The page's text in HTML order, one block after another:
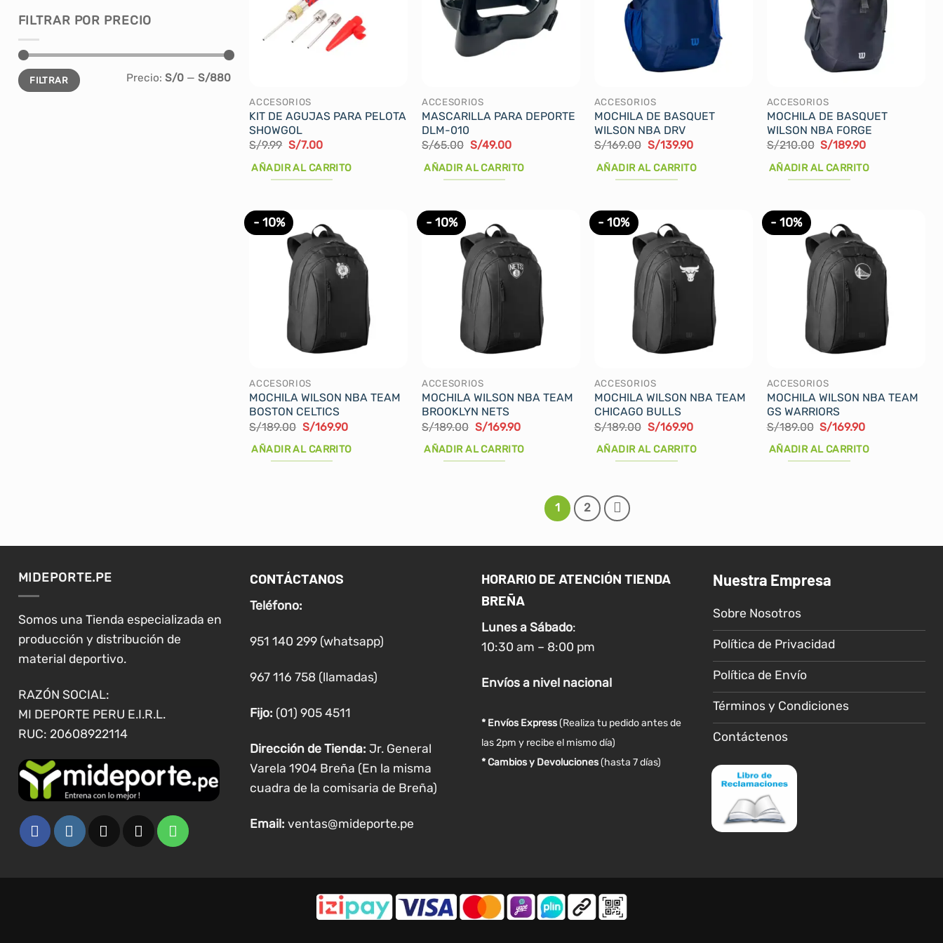
FILTRAR POR PRECIO
Precio
mínimo
Precio
máximo
FILTRAR Precio: S/0— S/880
ACCESORIOS
KIT DE AGUJAS PARA PELOTA
SHOWGOL
S/9.99 El
original
era:
S/7.00El
actual
es:
AÑADIR AL CARRITO
ACCESORIOS
MASCARILLA PARA DEPORTE
DLM-010
S/65.00 El
original
era:
S/49.00El
actual
AÑADIR AL CARRITO
ACCESORIOS
MOCHILA DE BASQUET
WILSON NBA DRV
S/169.00 El
original
era:
S/139.90El
actual
AÑADIR AL CARRITO
ACCESORIOS
MOCHILA DE BASQUET
WILSON NBA FORGE
S/210.00 El
original
era:
S/189.90El
actual
AÑADIR AL CARRITO
- 10%
ACCESORIOS
MOCHILA WILSON NBA TEAM
BOSTON CELTICS
S/189.00 El
precio
original
era:
S/169.90El
actual
AÑADIR AL CARRITO
- 10%
ACCESORIOS
MOCHILA WILSON NBA TEAM
BROOKLYN NETS
S/189.00 El
precio
original
era:
S/169.90El
actual
AÑADIR AL CARRITO
- 10%
ACCESORIOS
MOCHILA WILSON NBA TEAM
CHICAGO BULLS
S/189.00 El
precio
original
era:
S/169.90El
actual
AÑADIR AL CARRITO
- 10%
ACCESORIOS
MOCHILA WILSON NBA TEAM
GS WARRIORS
S/189.00 El
precio
original
era:
S/169.90El
actual
AÑADIR AL CARRITO
1 2
MIDEPORTE.PE
Somos una Tienda especializada en
producción y distribución de
material deportivo.
RAZÓN SOCIAL:
MI DEPORTE PERU E.I.R.L.
RUC: 20608922114
CONTÁCTANOS
Teléfono:
951 140 299 (whatsapp)
967 116 758 (llamadas)
Fijo: (01) 905 4511
Dirección de Tienda: Jr. General
Varela 1904 Breña (En la misma
cuadra de la comisaria de Breña)
Email: ventas@mideporte.pe
HORARIO DE ATENCIÓN TIENDA
BREÑA
Lunes a Sábado:
10:30 am – 8:00 pm
Envíosa nivel nacional
* Envíos Express(Realiza tu pedido antes de
las 2pm y recibe el mismo día)
* Cambios y Devoluciones (hasta 7 días)
Nuestra Empresa
Sobre Nosotros
Política de Privacidad
Política de Envío
Términos y Condiciones
Contáctenos